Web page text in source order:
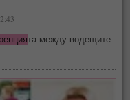
та между водещите